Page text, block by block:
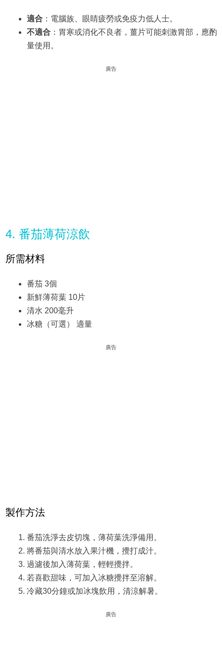
適合：電腦族、眼睛疲勞或免疫力低人士。
不適合：胃寒或消化不良者，薑片可能刺激胃部，應酌
量使用。
廣告
4. 番茄薄荷涼飲
所需材料
番茄 3個
新鮮薄荷葉 10片
清水 200毫升
冰糖（可選） 適量
廣告
製作方法
番茄洗淨去皮切塊，薄荷葉洗淨備用。
將番茄與清水放入果汁機，攪打成汁。
過濾後加入薄荷葉，輕輕攪拌。
若喜歡甜味，可加入冰糖攪拌至溶解。
冷藏30分鐘或加冰塊飲用，清涼解暑。
廣告